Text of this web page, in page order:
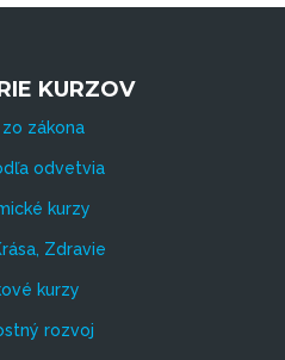
KURZOV
zákona
odvetvia
kurzy
Zdravie
kurzy
rozvoj